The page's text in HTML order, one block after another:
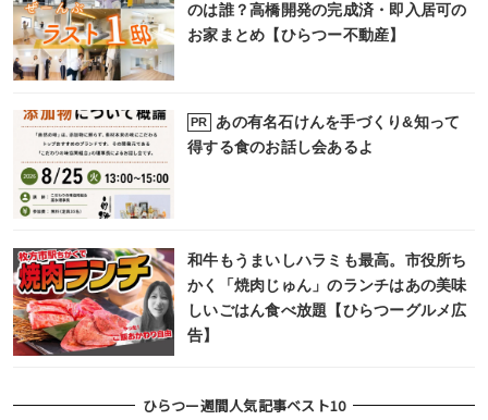
のは誰？高橋開発の完成済・即入居可の
お家まとめ【ひらつー不動産】
PR
あの有名石けんを手づくり&知って
得する食のお話し会あるよ
和牛もうまいしハラミも最高。市役所ち
かく「焼肉じゅん」のランチはあの美味
しいごはん食べ放題【ひらつーグルメ広
告】
ひらつー週間人気記事ベスト10